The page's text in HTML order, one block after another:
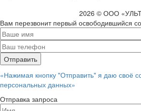
2026 © ООО
Вам перезвонит первый освободившийся
«Нажимая кнопку "Отправить" я даю своё
персональных данных»
Отправка запроса